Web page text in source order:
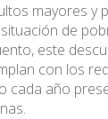
mayores y
de
este
con los
cada año